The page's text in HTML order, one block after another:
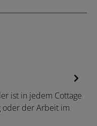
ist in jedem Cottage
oder der Arbeit im